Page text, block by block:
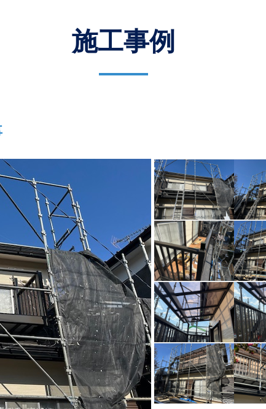
施工事例